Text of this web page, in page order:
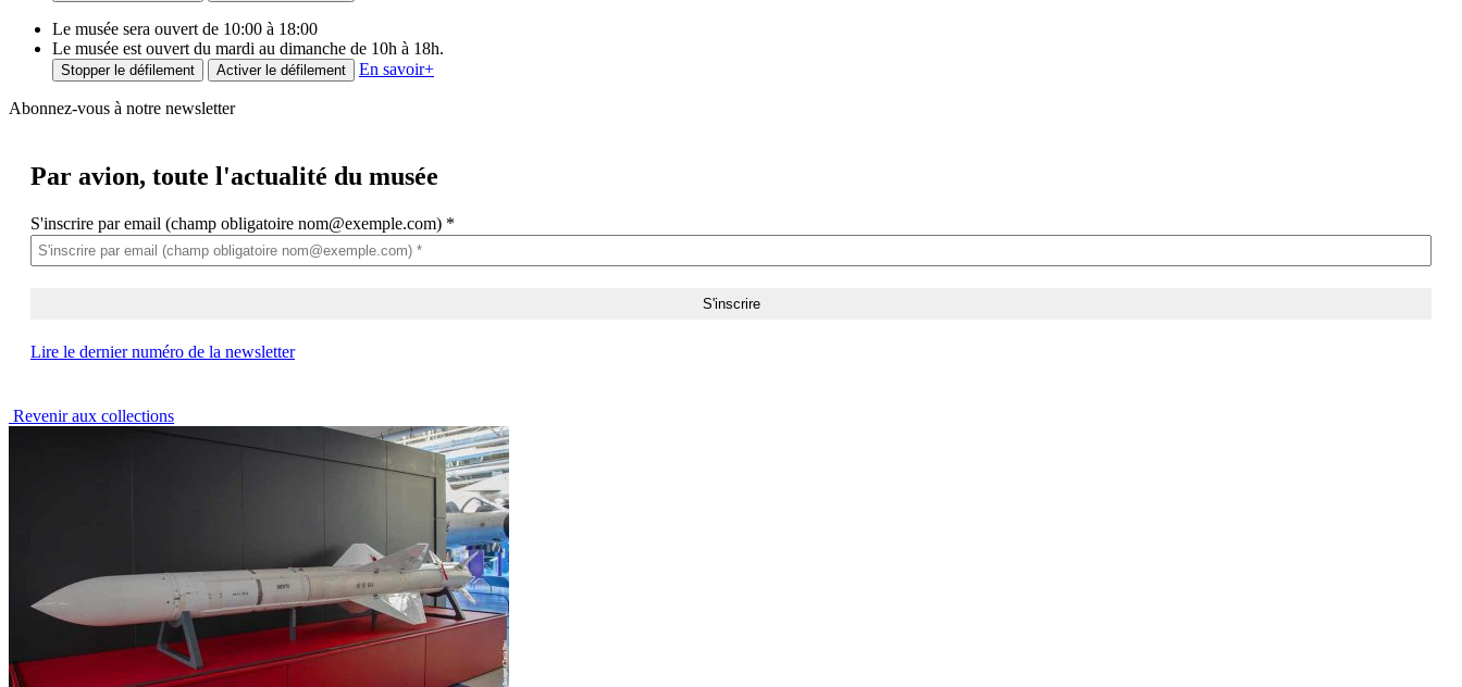
Le musée sera ouvert de 10:00 à 18:00
Le musée est ouvert du mardi au dimanche de 10h à 18h.
Stopper le défilement Activer le défilement En savoir+
Abonnez-vous à notre newsletter
Par avion, toute l'actualité du musée
S'inscrire par email (champ obligatoire nom@exemple.com) *
Lire le dernier numéro de la newsletter
Revenir aux collections